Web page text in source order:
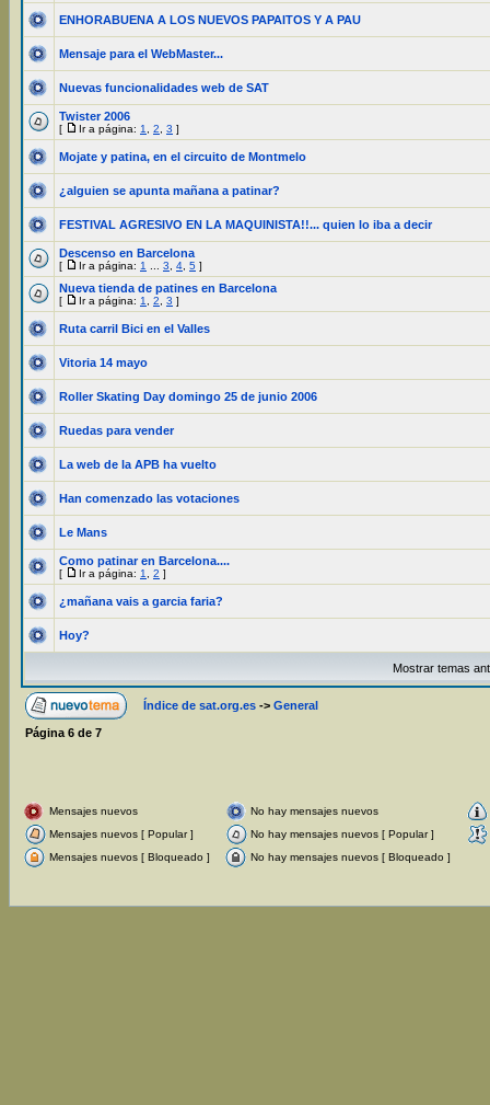
ENHORABUENA A LOS NUEVOS PAPAITOS Y A PAU
Mensaje para el WebMaster...
Nuevas funcionalidades web de SAT
Twister 2006
[ Ir a página: 1 2 3 ]
Mojate y patina, en el circuito de Montmelo
¿alguien se apunta mañana a patinar?
FESTIVAL AGRESIVO EN LA MAQUINISTA!!... quien lo iba a decir
Descenso en Barcelona
[ Ir a página: 1 3 4 5 ]
Nueva tienda de patines en Barcelona
[ Ir a página: 1 2 3 ]
Ruta carril Bici en el Valles
Vitoria 14 mayo
Roller Skating Day domingo 25 de junio 2006
Ruedas para vender
La web de la APB ha vuelto
Han comenzado las votaciones
Le Mans
Como patinar en Barcelona....
[ Ir a página: 1 2 ]
¿mañana vais a garcia faria?
Hoy?
Mostrar temas
Índice de sat.org.es -> General
Página 6 de 7
Mensajes nuevos
No hay mensajes nuevos
Mensajes nuevos [ Popular ]
No hay mensajes nuevos [ Popular ]
Mensajes nuevos [ Bloqueado ]
No hay mensajes nuevos [ Bloqueado ]